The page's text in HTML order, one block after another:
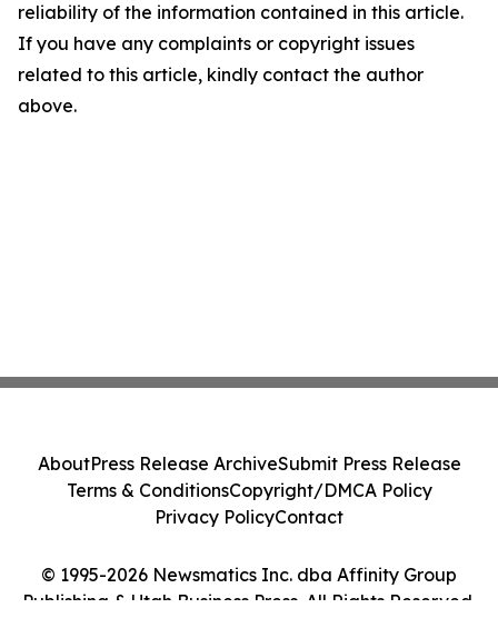
reliability of the information contained in this article.
If you have any complaints or copyright issues
related to this article, kindly contact the author
above.
© 1995-2026 Newsmatics Inc. dba Affinity Group
Publishing & Utah Business Press. All Rights Reserved.
AboutPress Release ArchiveSubmit Press Release
Terms & ConditionsCopyright/DMCA Policy
Privacy PolicyContact